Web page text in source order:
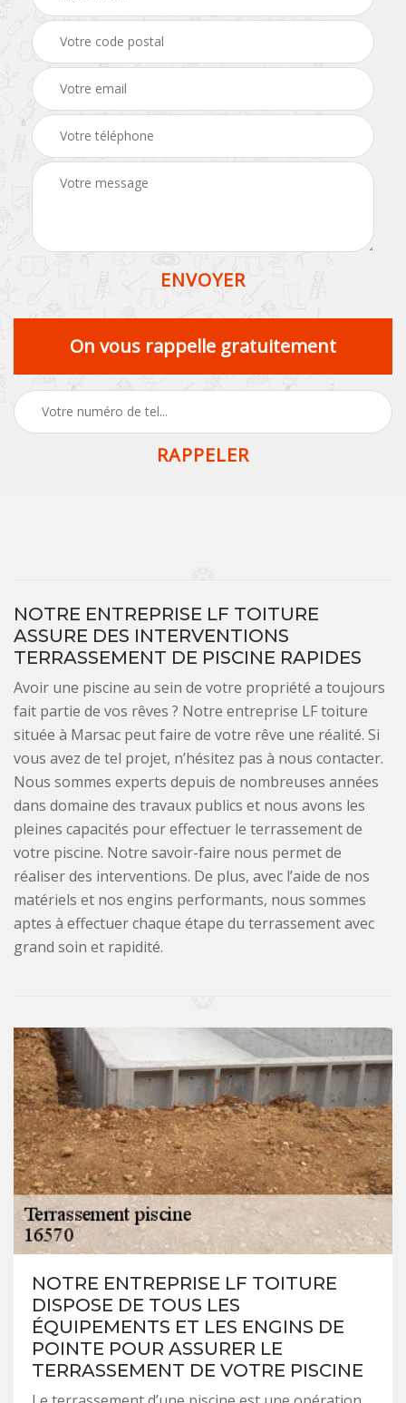
On vous rappelle gratuitement
NOTRE ENTREPRISE LF TOITURE
ASSURE DES INTERVENTIONS
TERRASSEMENT DE PISCINE RAPIDES
Avoir une piscine au sein de votre propriété a toujours
fait partie de vos rêves ? Notre entreprise LF toiture
située à Marsac peut faire de votre rêve une réalité. Si
vous avez de tel projet, n’hésitez pas à nous contacter.
Nous sommes experts depuis de nombreuses années
dans domaine des travaux publics et nous avons les
pleines capacités pour effectuer le terrassement de
votre piscine. Notre savoir-faire nous permet de
réaliser des interventions. De plus, avec l’aide de nos
matériels et nos engins performants, nous sommes
aptes à effectuer chaque étape du terrassement avec
grand soin et rapidité.
NOTRE ENTREPRISE LF TOITURE
DISPOSE DE TOUS LES
ÉQUIPEMENTS ET LES ENGINS DE
POINTE POUR ASSURER LE
TERRASSEMENT DE VOTRE PISCINE